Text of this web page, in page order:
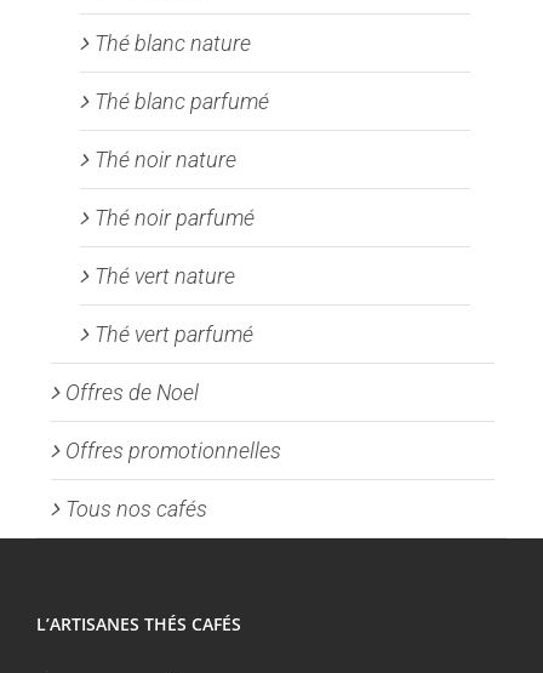
Thé blanc nature
Thé blanc parfumé
Thé noir nature
Thé noir parfumé
Thé vert nature
Thé vert parfumé
Offres de Noel
Offres promotionnelles
Tous nos cafés
L’ARTISANES THÉS CAFÉS